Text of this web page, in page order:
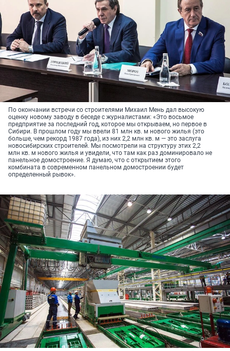
По окончании встречи со строителями Михаил Мень дал высокую
оценку новому заводу в беседе с журналистами: «Это восьмое
предприятие за последний год, которое мы открываем, но первое в
Сибири. В прошлом году мы ввели 81 млн кв. м нового жилья (это
больше, чем рекорд 1987 года), из них 2,2 млн кв. м — это заслуга
новосибирских строителей. Мы посмотрели на структуру этих 2,2
млн кв. м нового жилья и увидели, что там как раз доминировало не
панельное домостроение. Я думаю, что с открытием этого
комбината в современном панельном домостроении будет
определенный рывок».